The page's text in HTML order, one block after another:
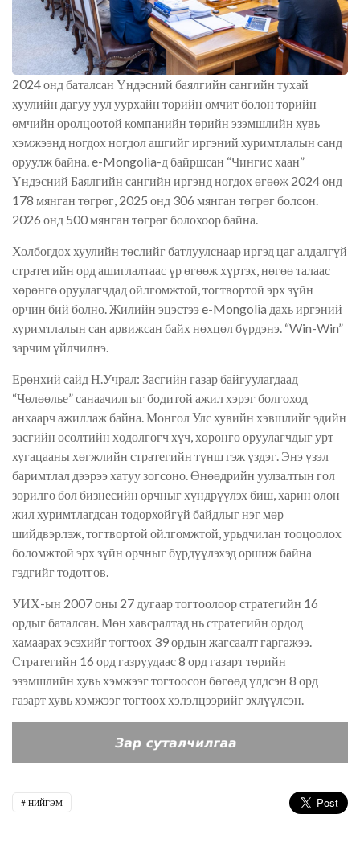
2024 онд баталсан Үндэсний баялгийн сангийн тухай
хуулийн дагуу уул уурхайн төрийн өмчит болон төрийн
өмчийн оролцоотой компанийн төрийн эзэмшлийн хувь
хэмжээнд ногдох ногдол ашгийг иргэний хуримтлалын санд
оруулж байна. e-Mongolia-д байршсан “Чингис хаан”
Үндэсний Баялгийн сангийн иргэнд ногдох өгөөж 2024 онд
178 мянган төгрөг, 2025 онд 306 мянган төгрөг болсон.
2026 онд 500 мянган төгрөг болохоор байна.
Холбогдох хуулийн төслийг батлуулснаар иргэд цаг алдалгүй
стратегийн орд ашиглалтаас үр өгөөж хүртэх, нөгөө талаас
хөрөнгө оруулагчдад ойлгомжтой, тогтвортой эрх зүйн
орчин бий болно. Жилийн эцэстээ e-Mongolia дахь иргэний
хуримтлалын сан арвижсан байх нөхцөл бүрдэнэ. “Win-Win”
зарчим үйлчилнэ.
Ерөнхий сайд Н.Учрал: Засгийн газар байгуулагдаад
“Чөлөөлье” санаачилгыг бодитой ажил хэрэг болгоход
анхаарч ажиллаж байна. Монгол Улс хувийн хэвшлийг эдийн
засгийн өсөлтийн хөдөлгөгч хүч, хөрөнгө оруулагчдыг урт
хугацааны хөгжлийн стратегийн түнш гэж үздэг. Энэ үзэл
баримтлал дээрээ хатуу зогсоно. Өнөөдрийн уулзалтын гол
зорилго бол бизнесийн орчныг хүндрүүлэх биш, харин олон
жил хуримтлагдсан тодорхойгүй байдлыг нэг мөр
шийдвэрлэж, тогтвортой ойлгомжтой, урьдчилан тооцоолох
боломжтой эрх зүйн орчныг бүрдүүлэхэд оршиж байна
гэдгийг тодотгов.
УИХ-ын 2007 оны 27 дугаар тогтоолоор стратегийн 16
ордыг баталсан. Мөн хавсралтад нь стратегийн ордод
хамаарах эсэхийг тогтоох 39 ордын жагсаалт гаргажээ.
Стратегийн 16 орд газруудаас 8 орд газарт төрийн
эзэмшлийн хувь хэмжээг тогтоосон бөгөөд үлдсэн 8 орд
газарт хувь хэмжээг тогтоох хэлэлцээрийг эхлүүлсэн.
НИЙГЭМ